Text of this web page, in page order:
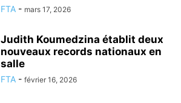
FTA - mars 17, 2026
Judith Koumedzina établit deux
nouveaux records nationaux en
salle
FTA - février 16, 2026